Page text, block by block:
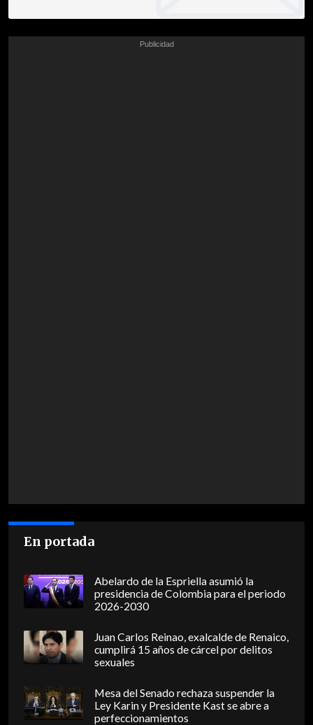
En portada
Abelardo de la Espriella asumió la
presidencia de Colombia para el periodo
2026-2030
Juan Carlos Reinao, exalcalde de Renaico,
cumplirá 15 años de cárcel por delitos
sexuales
Mesa del Senado rechaza suspender la
Ley Karin y Presidente Kast se abre a
perfeccionamientos